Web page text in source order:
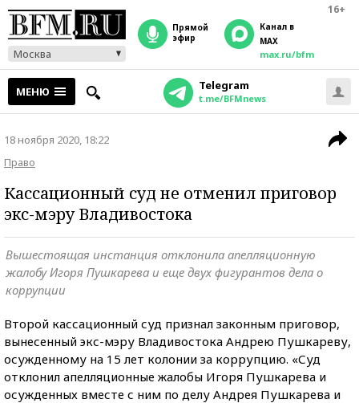
16+
Москва
прямой
эфир
Канал в
MAX
max.ru/bfm
МЕНЮ Telegram
t.me/BFMnews
18 ноября 2020, 18:22
Право
Кассационный суд не отменил приговор
экс-мэру Владивостока
Вышестоящая инстанция отклонила апелляционную
жалобу Игоря Пушкарева и еще двух фигурантов дела о
коррупции
Второй кассационный суд признал законным приговор,
вынесенный экс-мэру Владивостока Андрею Пушкареву,
осужденному на 15 лет колонии за коррупцию. «Суд
отклонил апелляционные жалобы Игоря Пушкарева и
осужденных вместе с ним по делу Андрея Пушкарева и